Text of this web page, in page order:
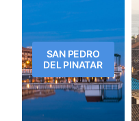
SAN PEDRO
DEL PINATAR